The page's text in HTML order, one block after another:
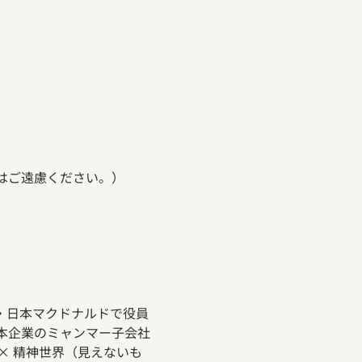
遠慮ください。）
日本マクドナルドで役員
企業のミャンマー子会社
精神世界（見えないも